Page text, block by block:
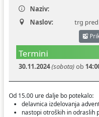
Naziv:
Naslov:
trg pred
Termini
30.11.2024(sobota)ob
Od 15.00 ure dalje bo potekalo:
delavnica izdelovanja
nastopi otroških in odraslih